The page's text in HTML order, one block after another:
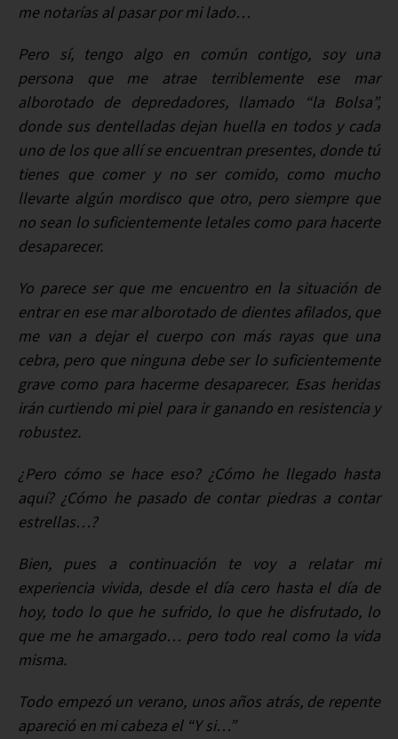
me notarías al pasar por mi lado…
Pero sí, tengo algo en común contigo, soy una
persona que me atrae terriblemente ese mar
alborotado de depredadores, llamado “la Bolsa”,
donde sus dentelladas dejan huella en todos y cada
uno de los que allí se encuentran presentes, donde tú
tienes que comer y no ser comido, como mucho
llevarte algún mordisco que otro, pero siempre que
no sean lo suficientemente letales como para hacerte
desaparecer.
Yo parece ser que me encuentro en la situación de
entrar en ese mar alborotado de dientes afilados, que
me van a dejar el cuerpo con más rayas que una
cebra, pero que ninguna debe ser lo suficientemente
grave como para hacerme desaparecer. Esas heridas
irán curtiendo mi piel para ir ganando en resistencia y
robustez.
¿Pero cómo se hace eso? ¿Cómo he llegado hasta
aquí? ¿Cómo he pasado de contar piedras a contar
estrellas…?
Bien, pues a continuación te voy a relatar mi
experiencia vivida, desde el día cero hasta el día de
hoy, todo lo que he sufrido, lo que he disfrutado, lo
que me he amargado… pero todo real como la vida
misma.
Todo empezó un verano, unos años atrás, de repente
apareció en mi cabeza el “Y si…”